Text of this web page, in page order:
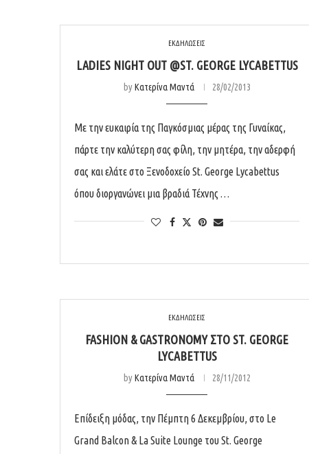
ΕΚΔΗΛΩΣΕΙΣ
LADIES NIGHT OUT @ST. GEORGE LYCABETTUS
byΚατερίνα Μαντά 28/02/2013
Με την ευκαιρία της Παγκόσμιας μέρας της Γυναίκας,
πάρτε την καλύτερη σας φίλη, την μητέρα, την αδερφή
σας και ελάτε στο Ξενοδοχείο St. George Lycabettus
όπου διοργανώνει μια βραδιά Τέχνης …
ΕΚΔΗΛΩΣΕΙΣ
FASHION & GASTRONOMY‏ ΣΤΟ ST. GEORGE
LYCABETTUS
byΚατερίνα Μαντά 28/11/2012
Επίδειξη μόδας, την Πέμπτη 6 Δεκεμβρίου, στο Le
Grand Balcon & La Suite Lounge του St. George